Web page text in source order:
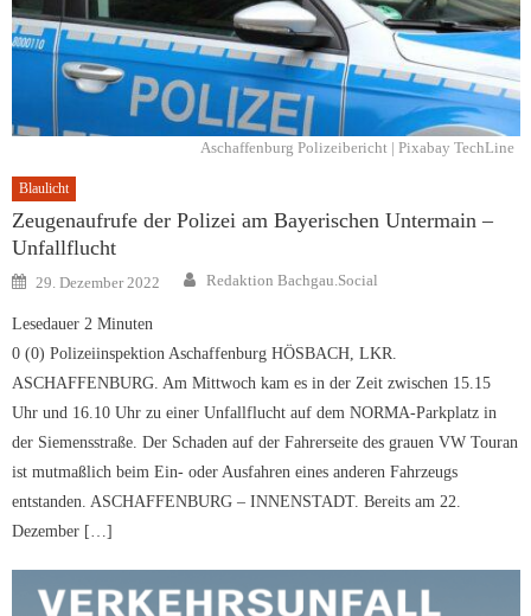
Aschaffenburg Polizeibericht | Pixabay TechLine
Blaulicht
Zeugenaufrufe der Polizei am Bayerischen Untermain –
Unfallflucht
Posted
on
29. Dezember 2022 Author
Redaktion Bachgau.Social
Lesedauer 2 Minuten
0 (0) Polizeiinspektion Aschaffenburg HÖSBACH, LKR.
ASCHAFFENBURG. Am Mittwoch kam es in der Zeit zwischen 15.15
Uhr und 16.10 Uhr zu einer Unfallflucht auf dem NORMA-Parkplatz in
der Siemensstraße. Der Schaden auf der Fahrerseite des grauen VW Touran
ist mutmaßlich beim Ein- oder Ausfahren eines anderen Fahrzeugs
entstanden. ASCHAFFENBURG – INNENSTADT. Bereits am 22.
Dezember […]